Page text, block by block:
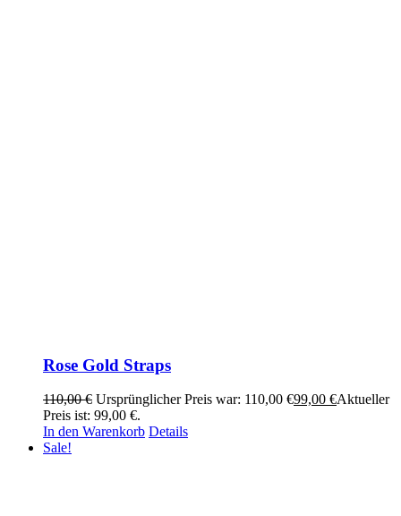
Rose Gold Straps
110,00€ Ursprünglicher Preis war: 110,00 €99,00 €Aktueller
Preis ist: 99,00 €.
In den Warenkorb Details
Sale!